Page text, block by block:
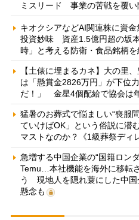
ミスリード 事業の苦戦を覆い
キオクシアなどAI関連株に資
投資妙味 資産1.5億円超の坂
時」と考える防衛・食品銘柄を
【土俵に埋まるカネ】大の里
は「懸賞金2826万円」が下位
だ！」 金星4個配給で協会は
猛暑のお葬式で悩ましい“喪服
ていけばOK」という俗説に潜
マストなのか？《1級葬祭ディ
急増する中国企業の“国籍ロン
Temu…本社機能を海外に移転
う 現地人を隠れ蓑にした中国
懸念も